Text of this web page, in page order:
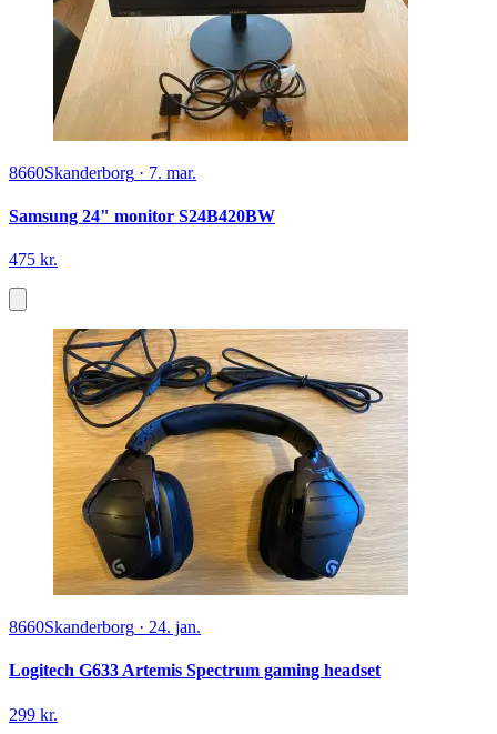
8660Skanderborg · 7. mar.
Samsung 24" monitor S24B420BW
475 kr.
8660Skanderborg · 24. jan.
Logitech G633 Artemis Spectrum gaming headset
299 kr.